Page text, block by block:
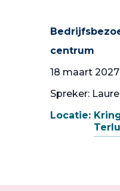
centrum
18 maart
Spreker:
Locatie: